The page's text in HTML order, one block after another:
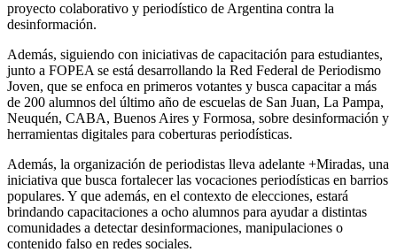
proyecto colaborativo y periodístico de Argentina contra la
desinformación.
Además, siguiendo con iniciativas de capacitación para estudiantes,
junto a FOPEA se está desarrollando la Red Federal de Periodismo
Joven, que se enfoca en primeros votantes y busca capacitar a más
de 200 alumnos del último año de escuelas de San Juan, La Pampa,
Neuquén, CABA, Buenos Aires y Formosa, sobre desinformación y
herramientas digitales para coberturas periodísticas.
Además, la organización de periodistas lleva adelante +Miradas, una
iniciativa que busca fortalecer las vocaciones periodísticas en barrios
populares. Y que además, en el contexto de elecciones, estará
brindando capacitaciones a ocho alumnos para ayudar a distintas
comunidades a detectar desinformaciones, manipulaciones o
contenido falso en redes sociales.